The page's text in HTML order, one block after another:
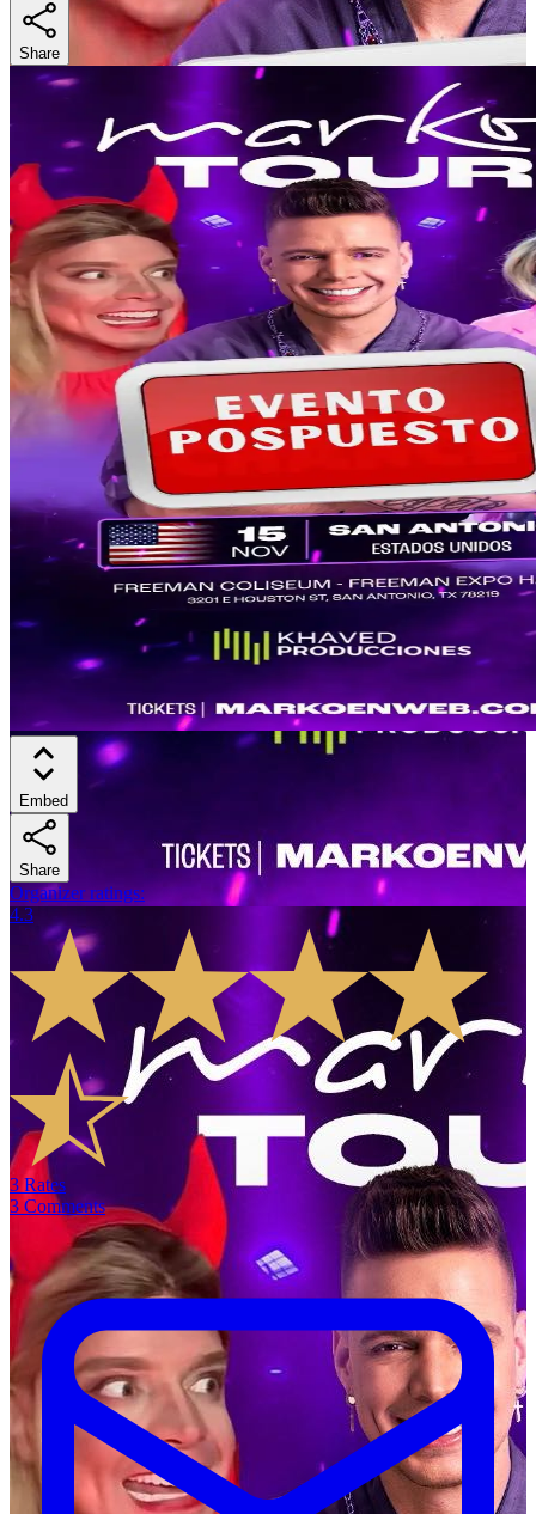
Share
Embed
Share
Organizer ratings:
4.3
3 Rates
3 Comments